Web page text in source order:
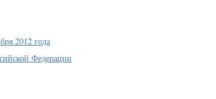
2012 года
Федерации